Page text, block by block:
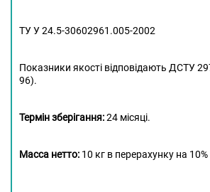
ТУ У 24.5-30602961.005-2002
Показники якості відповідають ДСТУ
96).
Термін зберігання:24 місяці.
Масса нетто: 10 кг в перерахунку на 10%